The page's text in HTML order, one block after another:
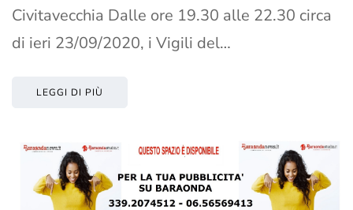
Civitavecchia Dalle ore 19.30 alle 22.30 circa
di ieri 23/09/2020, i Vigili del…
LEGGI DI PIÙ